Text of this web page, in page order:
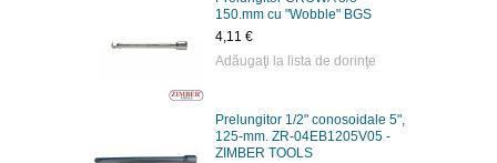
150.mm cu "Wobble" BGS
4,11 €
Adăugaţi la lista de dorinţe
Prelungitor 1/2" conosoidale 5",
125-mm. ZR-04EB1205V05 -
ZIMBER TOOLS